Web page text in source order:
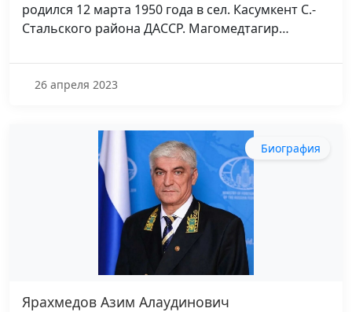
родился 12 марта 1950 года в сел. Касумкент С.-
Стальского района ДАССР. Магомедтагир…
26 апреля 2023
Биография
Ярахмедов Азим Алаудинович